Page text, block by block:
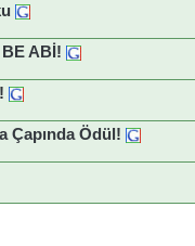
BE ABİ!
Çapında Ödül!